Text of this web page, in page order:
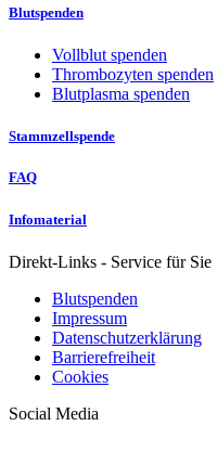
Blutspenden
Vollblut spenden
Thrombozyten spenden
Blutplasma spenden
Stammzellspende
FAQ
Infomaterial
Direkt-Links - Service für Sie
Blutspenden
Impressum
Datenschutzerklärung
Barrierefreiheit
Cookies
Social Media